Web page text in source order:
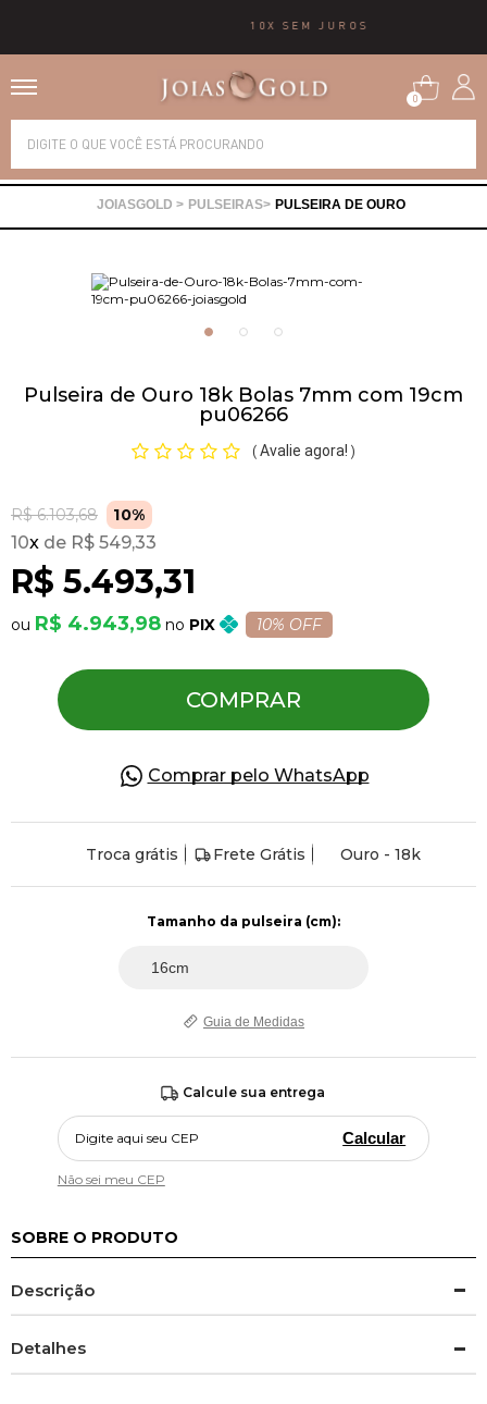
10X SEM JUROS
0
PULSEIRAS PULSEIRA DE OURO
Pulseira de Ouro 18k Bolas 7mm com 19cm
pu06266
( Avalie agora! )
R$ 6.103,68 10%
R$ 5.493,31
10x R$ 549,33
R$ 4.943,98 PIX 10% OFF
COMPRAR
Comprar pelo WhatsApp
Troca grátis Frete Grátis Ouro - 18k
Guia de Medidas
Calcule sua entrega
Calcular
Não sei meu CEP
SOBRE O PRODUTO
Descrição
Detalhes
Alianças
Brincos
Pulseiras
Piercing
Pedras Preciosas